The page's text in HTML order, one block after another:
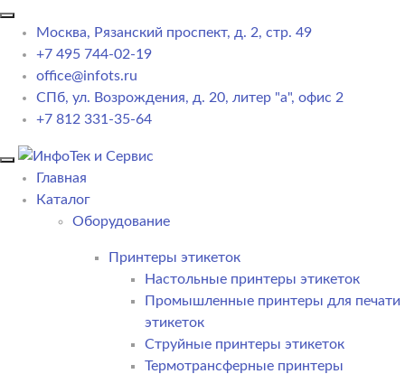
Москва, Рязанский проспект, д. 2, стр. 49
+7 495 744-02-19
office@infots.ru
СПб, ул. Возрождения, д. 20, литер "a", офис 2
+7 812 331-35-64
Главная
Каталог
Оборудование
Принтеры этикеток
Настольные принтеры этикеток
Промышленные принтеры для печати
этикеток
Струйные принтеры этикеток
Термотрансферные принтеры